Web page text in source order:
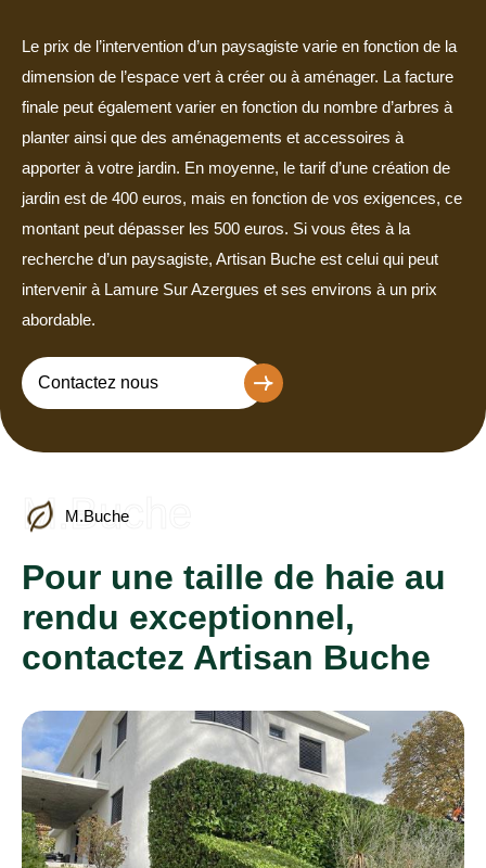
Le prix de l’intervention d’un paysagiste varie en fonction de la
dimension de l’espace vert à créer ou à aménager. La facture
finale peut également varier en fonction du nombre d’arbres à
planter ainsi que des aménagements et accessoires à
apporter à votre jardin. En moyenne, le tarif d’une création de
jardin est de 400 euros, mais en fonction de vos exigences, ce
montant peut dépasser les 500 euros. Si vous êtes à la
recherche d’un paysagiste, Artisan Buche est celui qui peut
intervenir à Lamure Sur Azergues et ses environs à un prix
abordable.
Contactez nous
M.Buche
M.Buche
Pour une taille de haie au
rendu exceptionnel,
contactez Artisan Buche